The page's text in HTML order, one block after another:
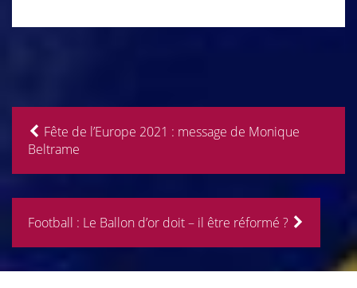
Fête de l’Europe 2021 : message de Monique
Beltrame
Football : Le Ballon d’or doit – il être réformé ?